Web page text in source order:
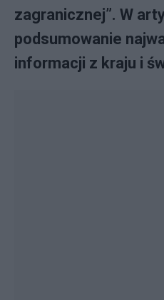
zagranicznej”. W
podsumowanie
informacji z kraju i